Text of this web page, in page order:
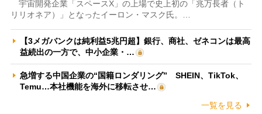
宇宙開発企業「スペースX」の上場で史上初の「兆万長者（ト
リリオネア）」となったイーロン・マスク氏。…
【3メガバンクは純利益5兆円超】銀行、商社、ゼネコンは最高
益続出の一方で、中小企業・…
急増する中国企業の“国籍ロンダリング” SHEIN、TikTok、
Temu…本社機能を海外に移転させ…
一覧を見る